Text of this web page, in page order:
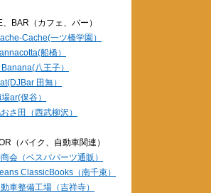
、BAR（カフェ、バー）
Cache(一ツ橋学園）
船橋）
八王子）
田無）
ar(保谷）
さ田（西武柳沢）
（バイク、自動車関連）
会（ベスパパーツ通販）
ClassicBooks（南千束）
車整備工場（吉祥寺）